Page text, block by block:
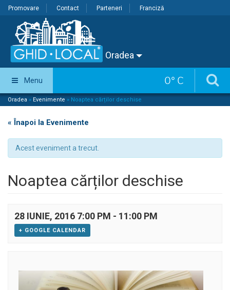
Promovare Contact Parteneri Franciză
Oradea
0° C
Menu
Oradea » Evenimente » Noaptea cărților deschise
« Înapoi la Evenimente
Acest eveniment a trecut.
Noaptea cărților deschise
28 IUNIE, 2016 7:00 PM - 11:00 PM
+ GOOGLE CALENDAR